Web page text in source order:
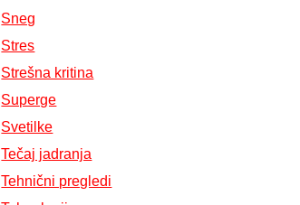
Sneg
Stres
Strešna kritina
Superge
Svetilke
Tečaj jadranja
Tehnični pregledi